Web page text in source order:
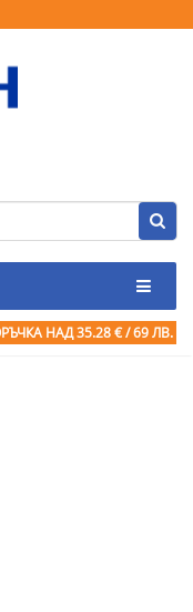
НАД 35.28 € / 69 ЛВ.